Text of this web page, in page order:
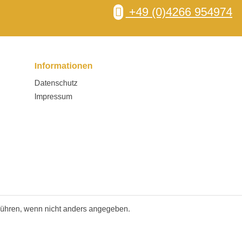
+49 (0)4266 954974
Informationen
Datenschutz
Impressum
wenn nicht anders angegeben.